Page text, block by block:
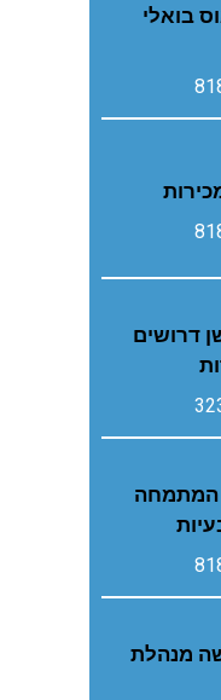
בואלי
דרושים
המתמחה
מנהלת